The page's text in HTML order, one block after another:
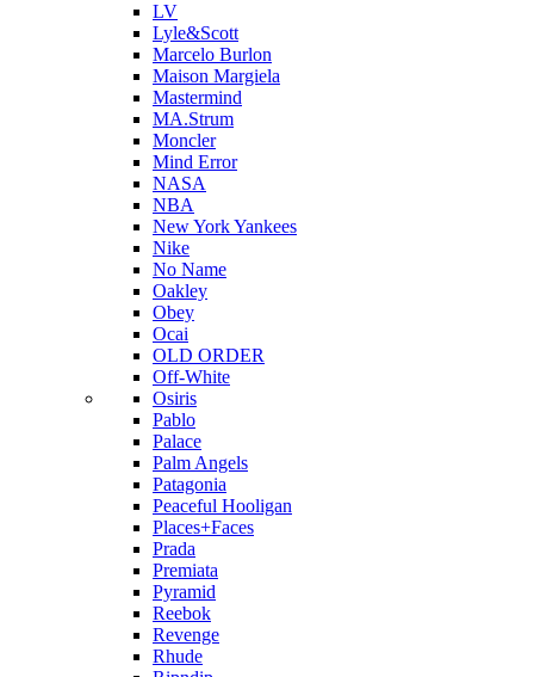
LV
Lyle&Scott
Marcelo Burlon
Maison Margiela
Mastermind
MA.Strum
Moncler
Mind Error
NASA
NBA
New York Yankees
Nike
No Name
Oakley
Obey
Ocai
OLD ORDER
Off-White
Osiris
Pablo
Palace
Palm Angels
Patagonia
Peaceful Hooligan
Places+Faces
Prada
Premiata
Pyramid
Reebok
Revenge
Rhude